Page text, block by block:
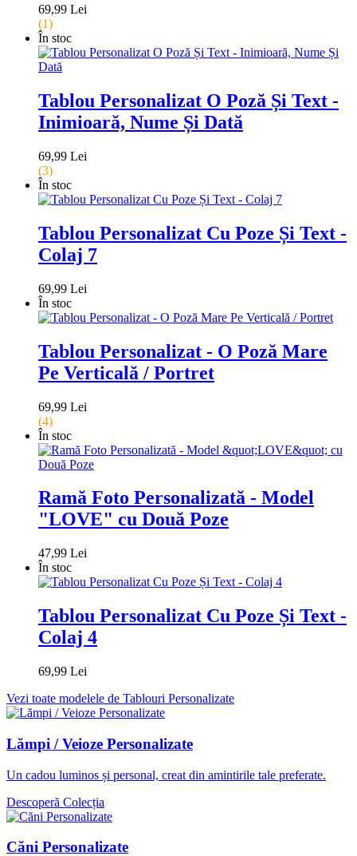
69,99 Lei
(1)
În stoc
Tablou Personalizat O Poză Și Text -
Inimioară, Nume Și Dată
69,99 Lei
(3)
În stoc
Tablou Personalizat Cu Poze Și Text -
Colaj 7
69,99 Lei
În stoc
Tablou Personalizat - O Poză Mare
Pe Verticală / Portret
69,99 Lei
(4)
În stoc
Ramă Foto Personalizată - Model
"LOVE" cu Două Poze
47,99 Lei
În stoc
Tablou Personalizat Cu Poze Și Text -
Colaj 4
69,99 Lei
Vezi toate modelele de Tablouri Personalizate
Lămpi / Veioze Personalizate
Un cadou luminos și personal, creat din amintirile tale preferate.
Descoperă Colecția
Căni Personalizate